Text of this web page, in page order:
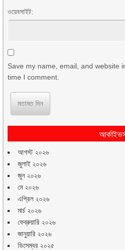
ওয়েবসাইট:
Save my name, email, and website
time I comment.
আগস্ট ২০২৬
জুলাই ২০২৬
জুন ২০২৬
মে ২০২৬
এপ্রিল ২০২৬
মার্চ ২০২৬
ফেব্রুয়ারি ২০২৬
জানুয়ারি ২০২৬
ডিসেম্বর ২০২৫